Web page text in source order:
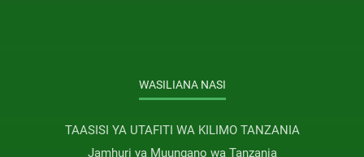
WASILIANA NASI
TAASISI YA UTAFITI WA KILIMO TANZANIA
Jamhuri ya Muungano wa Tanzania